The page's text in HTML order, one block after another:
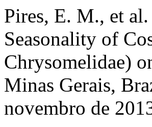
Pires, E. M., et
Seasonality of
Chrysomelidae)
Minas Gerais,
novembro de